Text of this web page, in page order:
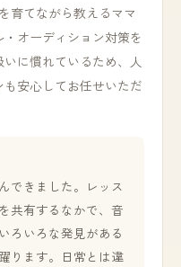
育てながら教えるママ
オーディション対策を
に慣れているため、人
安心してお任せいただ
できました。レッス
共有するなかで、音
ろいろな発見がある
ります。日常とは違